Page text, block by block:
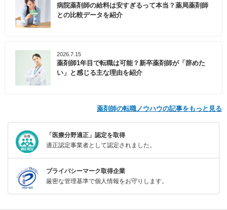
病院薬剤師の給料は安すぎるって本当？薬局薬剤師
との比較データを紹介
2026.7.15
薬剤師1年目で転職は可能？新卒薬剤師が「辞めた
い」と感じる主な理由を紹介
薬剤師の転職ノウハウの記事をもっと見る
「医療分野適正」認定を取得
適正認定事業者として認定されました。
プライバシーマーク取得企業
厳密な管理基準で個人情報をお守りします。